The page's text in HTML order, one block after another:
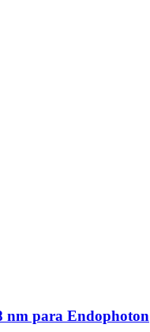
para Endophoton